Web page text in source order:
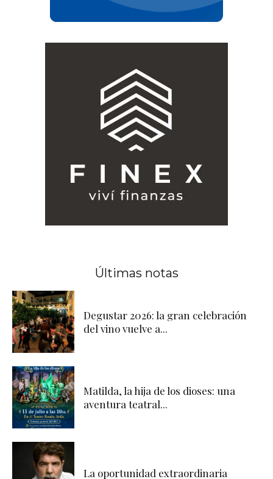
Últimas notas
Degustar 2026: la gran celebración
del vino vuelve a...
Matilda, la hija de los dioses: una
aventura teatral...
La oportunidad extraordinaria